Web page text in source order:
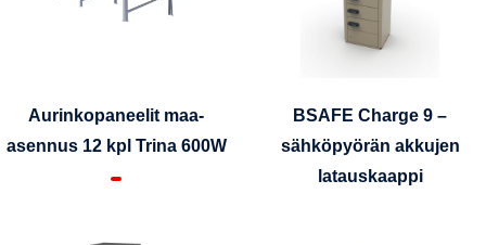
Aurinkopaneelit maa-
asennus 12 kpl Trina 600W
BSAFE Charge 9 –
sähköpyörän akkujen
latauskaappi